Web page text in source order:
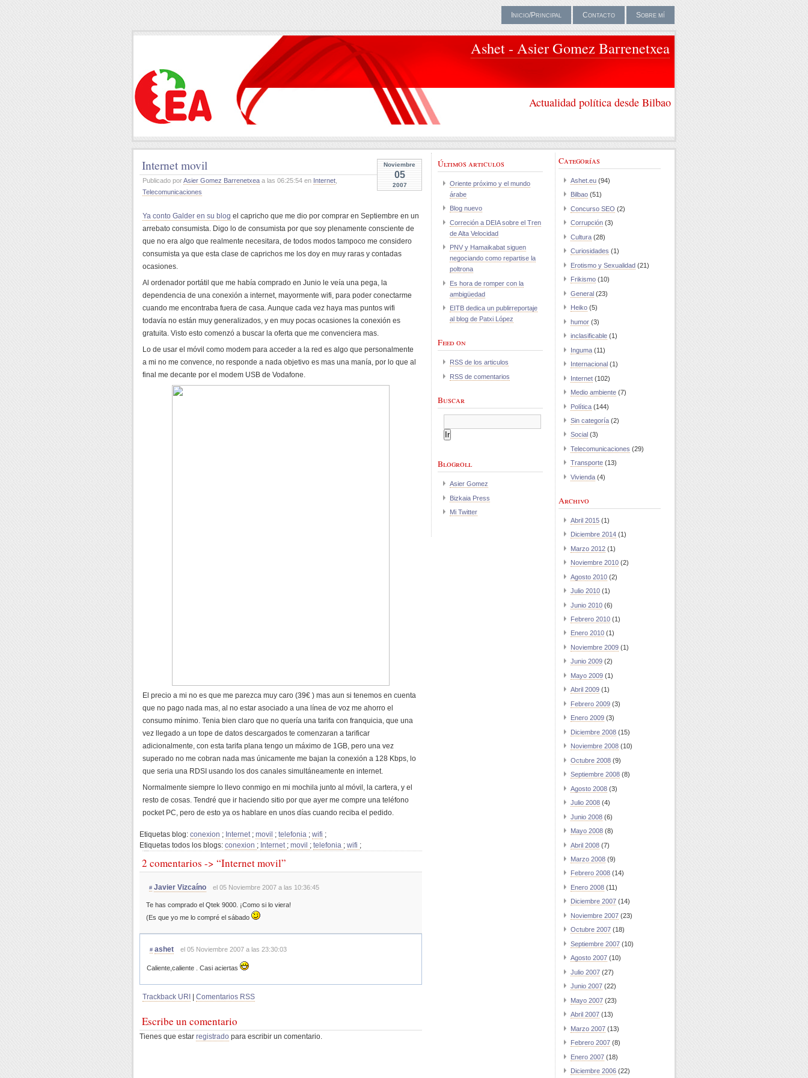
Inicio/Principal Contacto Sobre mí
Ashet - Asier Gomez Barrenetxea
Actualidad política desde Bilbao
Noviembre
05
2007
Internet movil
Publicado porAsier Gomez Barrenetxea a las 06:25:54 en Internet
Telecomunicaciones
Ya conto Galder en su blog el capricho que me dio por comprar en Septiembre en un
arrebato consumista. Digo lo de consumista por que soy plenamente consciente de
que no era algo que realmente necesitara, de todos modos tampoco me considero
consumista ya que esta clase de caprichos me los doy en muy raras y contadas
ocasiones.
Al ordenador portátil que me había comprado en Junio le veía una pega, la
dependencia de una conexión a internet, mayormente wifi, para poder conectarme
cuando me encontraba fuera de casa. Aunque cada vez haya mas puntos wifi
todavía no están muy generalizados, y en muy pocas ocasiones la conexión es
gratuita. Visto esto comenzó a buscar la oferta que me convenciera mas.
Lo de usar el móvil como modem para acceder a la red es algo que personalmente
a mi no me convence, no responde a nada objetivo es mas una manía, por lo que al
final me decante por el modem USB de Vodafone.
El precio a mi no es que me parezca muy caro (39€ ) mas aun si tenemos en cuenta
que no pago nada mas, al no estar asociado a una línea de voz me ahorro el
consumo mínimo. Tenia bien claro que no quería una tarifa con franquicia, que una
vez llegado a un tope de datos descargados te comenzaran a tarificar
adicionalmente, con esta tarifa plana tengo un máximo de 1GB, pero una vez
superado no me cobran nada mas únicamente me bajan la conexión a 128 Kbps, lo
que seria una RDSI usando los dos canales simultáneamente en internet.
Normalmente siempre lo llevo conmigo en mi mochila junto al móvil, la cartera, y el
resto de cosas. Tendré que ir haciendo sitio por que ayer me compre una teléfono
pocket PC, pero de esto ya os hablare en unos días cuando reciba el pedido.
Etiquetas blog: conexion ; Internet; movil ; telefonia ; wifi ;
Etiquetas todos los blogs: conexion ; Internet ; movil ; telefonia ; wifi ;
2 comentarios -> “Internet movil”
# Javier Vizcaíno el 05 Noviembre 2007 a las 10:36:45
Te has comprado el Qtek 9000. ¡Como si lo viera!
(Es que yo me lo compré el sábado
# ashet el 05 Noviembre 2007 a las 23:30:03
Caliente,caliente . Casi aciertas
Trackback URI | Comentarios RSS
Escribe un comentario
Tienes que estar registrado para escribir un comentario.
Últimos articulos
Oriente próximo y el mundo
árabe
Blog nuevo
Correción a DEIA sobre el Tren
de Alta Velocidad
PNV y Hamaikabat siguen
negociando como repartise la
poltrona
Es hora de romper con la
ambigüedad
EITB dedica un publirreportaje
al blog de Patxi López
Feed on
RSS de los articulos
RSS de comentarios
Buscar
Blogroll
Asier Gomez
Bizkaia Press
Mi Twitter
Categorías
Ashet.eu (94)
Bilbao (51)
Concurso SEO (2)
Corrupción (3)
Cultura (28)
Curiosidades (1)
Erotismo y Sexualidad (21)
Frikismo (10)
General (23)
Heiko (5)
humor (3)
inclasificable (1)
Inguma (11)
Internacional (1)
Internet (102)
Medio ambiente (7)
Política (144)
Sin categoría (2)
Social (3)
Telecomunicaciones (29)
Transporte (13)
Vivienda (4)
Archivo
Abril 2015 (1)
Diciembre 2014 (1)
Marzo 2012 (1)
Noviembre 2010 (2)
Agosto 2010 (2)
Julio 2010 (1)
Junio 2010 (6)
Febrero 2010 (1)
Enero 2010 (1)
Noviembre 2009 (1)
Junio 2009 (2)
Mayo 2009 (1)
Abril 2009 (1)
Febrero 2009 (3)
Enero 2009 (3)
Diciembre 2008 (15)
Noviembre 2008 (10)
Octubre 2008 (9)
Septiembre 2008 (8)
Agosto 2008 (3)
Julio 2008 (4)
Junio 2008 (6)
Mayo 2008 (8)
Abril 2008 (7)
Marzo 2008 (9)
Febrero 2008 (14)
Enero 2008 (11)
Diciembre 2007 (14)
Noviembre 2007 (23)
Octubre 2007 (18)
Septiembre 2007 (10)
Agosto 2007 (10)
Julio 2007 (27)
Junio 2007 (22)
Mayo 2007 (23)
Abril 2007 (13)
Marzo 2007 (13)
Febrero 2007 (8)
Enero 2007 (18)
Diciembre 2006 (22)